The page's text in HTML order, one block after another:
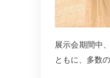
展示会期間中
ともに、多数